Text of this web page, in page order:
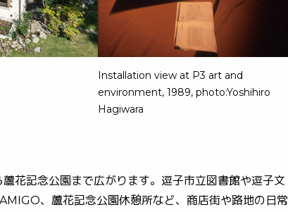
Installation view at P3 art and
environment, 1989, photo:Yoshihiro
Hagiwara
花記念公園まで広がります。逗子市立図書館や逗子文
、蘆花記念公園休憩所など、商店街や路地の日常